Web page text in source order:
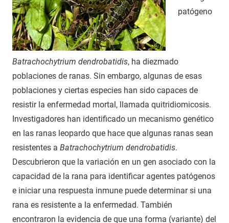
patógeno
Batrachochytrium dendrobatidis, ha diezmado
poblaciones de ranas. Sin embargo, algunas de esas
poblaciones y ciertas especies han sido capaces de
resistir la enfermedad mortal, llamada quitridiomicosis.
Investigadores han identificado un mecanismo genético
en las ranas leopardo que hace que algunas ranas sean
resistentes a Batrachochytrium dendrobatidis.
Descubrieron que la variación en un gen asociado con la
capacidad de la rana para identificar agentes patógenos
e iniciar una respuesta inmune puede determinar si una
rana es resistente a la enfermedad. También
encontraron la evidencia de que una forma (variante) del